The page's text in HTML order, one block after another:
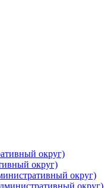
округ)
округ)
округ)
округ)